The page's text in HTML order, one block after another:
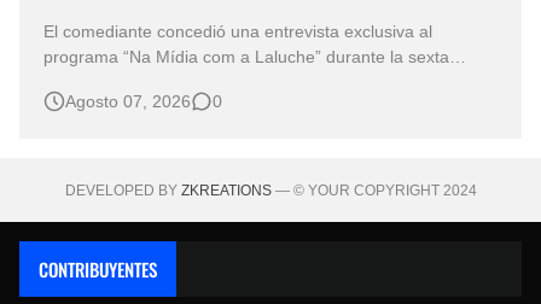
El comediante concedió una entrevista exclusiva al
programa “Na Mídia com a Laluche” durante la sexta
eventos benéficos más importantes de Brasil. En medio del
Agosto 07, 2026 0
DEVELOPED BY ZKREATIONS— © YOUR COPYRIGHT 2024
CONTRIBUYENTES